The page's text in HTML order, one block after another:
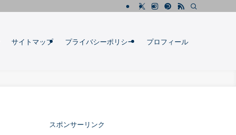
サイトマップ プライバシーポリシー プロフィール
スポンサーリンク